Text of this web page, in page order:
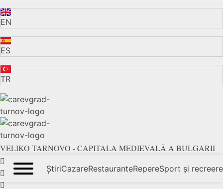
EN
ES
TR
VELIKO TARNOVO - CAPITALA MEDIEVALĂ A BULGARII
ȘtiriCazareRestauranteRepereSport și recreere